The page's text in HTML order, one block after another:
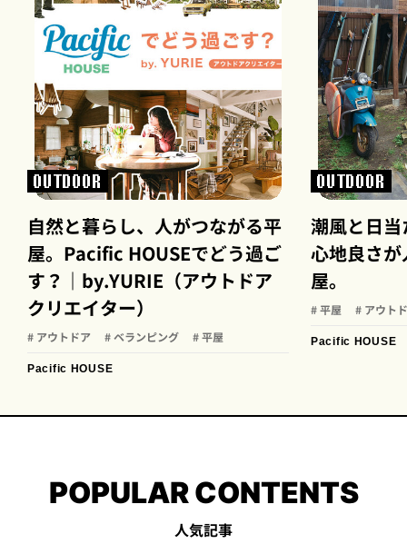
OUTDOOR
自然と暮らし、人がつながる平
屋。Pacific HOUSEでどう過ご
す？｜by.YURIE（アウトドア
クリエイター）
# アウトドア # ベランピング # 平屋
Pacific HOUSE
OUTDOOR
潮風と日
心地良さ
屋。
# 平屋 # アウト
Pacific HOUSE
POPULAR CONTENTS
人気記事